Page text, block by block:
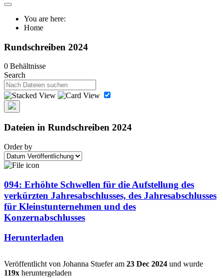
You are here:
Home
Rundschreiben 2024
0 Behältnisse
Search
Dateien in Rundschreiben 2024
Order by
094: Erhöhte Schwellen für die Aufstellung des
verkürzten Jahresabschlusses, des Jahresabschlusses
für Kleinstunternehmen und des
Konzernabschlusses
Herunterladen
Veröffentlicht von Johanna Stuefer am 23 Dec 2024 und wurde
119x heruntergeladen